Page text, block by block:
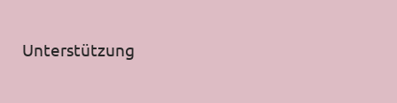
Unterstützung